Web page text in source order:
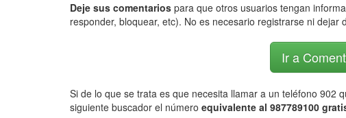
Deje sus comentarios para que otros usuarios tengan
responder, bloquear, etc). No es necesario registrarse ni dejar
Ir a
Si de lo que se trata es que necesita llamar a un teléfono 902
siguiente buscador el número equivalente al 987789100